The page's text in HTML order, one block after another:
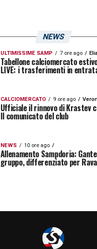
NEWS
ULTIMISSIME SAMP 7 ore ago
Tabellone calciomercato
LIVE: i trasferimenti in
CALCIOMERCATO 9 ore ago
Ufficiale il rinnovo di Krastev
Il comunicato del club
NEWS 10 ore ago
Allenamento Sampdoria:
gruppo, differenziato per